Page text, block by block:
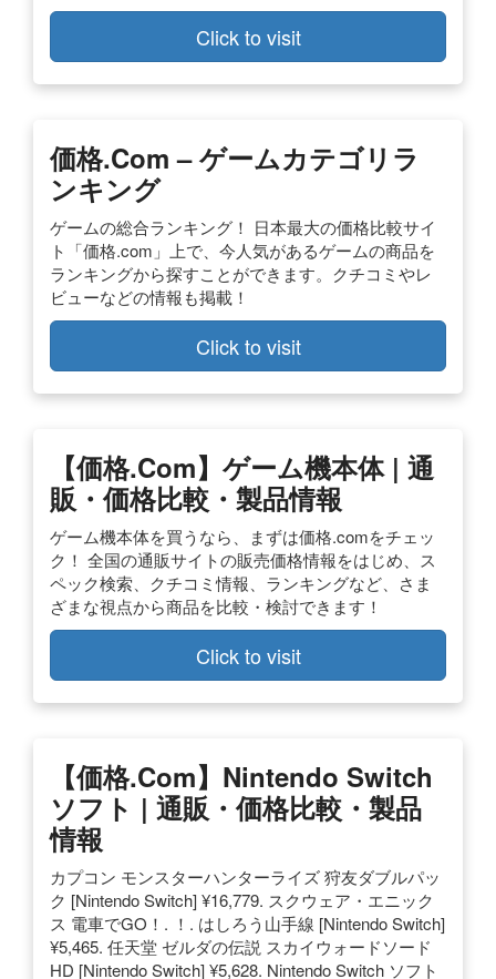
Click to visit
価格.com – ゲームカテゴリラ
ンキング
ゲームの総合ランキング！ 日本最大の価格比較サイ
ト「価格.com」上で、今人気があるゲームの商品を
ランキングから探すことができます。クチコミやレ
ビューなどの情報も掲載！
Click to visit
【価格.com】ゲーム機本体 | 通
販・価格比較・製品情報
ゲーム機本体を買うなら、まずは価格.comをチェッ
ク！ 全国の通販サイトの販売価格情報をはじめ、ス
ペック検索、クチコミ情報、ランキングなど、さま
ざまな視点から商品を比較・検討できます！
Click to visit
【価格.com】Nintendo Switch
ソフト | 通販・価格比較・製品
情報
カプコン モンスターハンターライズ 狩友ダブルパッ
ク [Nintendo Switch] ¥16,779. スクウェア・エニック
ス 電車でGO！. ！. はしろう山手線 [Nintendo Switch]
¥5,465. 任天堂 ゼルダの伝説 スカイウォードソード
HD [Nintendo Switch] ¥5,628. Nintendo Switch ソフト